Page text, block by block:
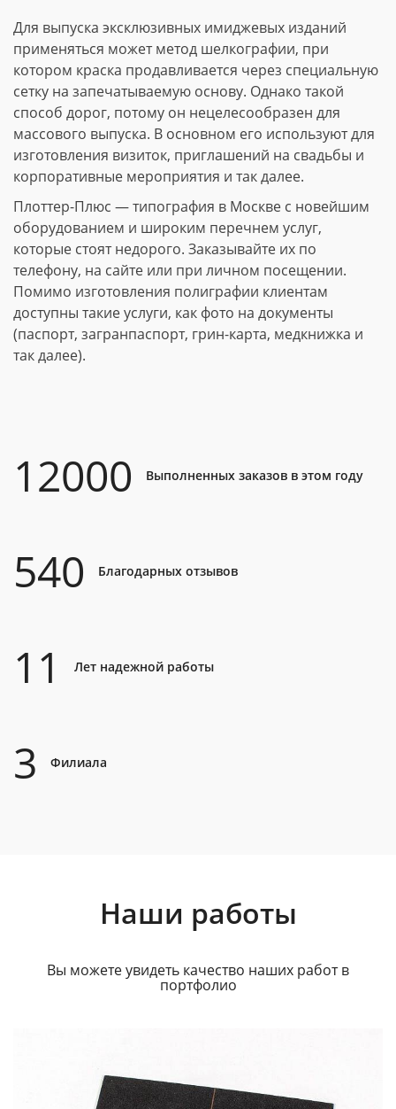
Для выпуска эксклюзивных имиджевых изданий
применяться может метод шелкографии, при
котором краска продавливается через специальную
сетку на запечатываемую основу. Однако такой
способ дорог, потому он нецелесообразен для
массового выпуска. В основном его используют для
изготовления визиток, приглашений на свадьбы и
корпоративные мероприятия и так далее.
Плоттер-Плюс — типография в Москве с новейшим
оборудованием и широким перечнем услуг,
которые стоят недорого. Заказывайте их по
телефону, на сайте или при личном посещении.
Помимо изготовления полиграфии клиентам
доступны такие услуги, как фото на документы
(паспорт, загранпаспорт, грин-карта, медкнижка и
так далее).
12000 Выполненных заказов в этом году
540 Благодарных отзывов
11 Лет надежной работы
3 Филиала
Наши работы
Вы можете увидеть качество наших работ в
портфолио